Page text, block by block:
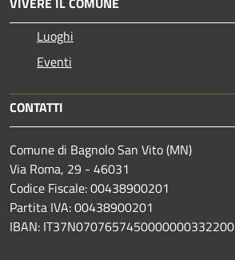
Luoghi
Eventi
CONTATTI
Comune di Bagnolo San Vito (MN)
Via Roma, 29 - 46031
Codice Fiscale: 00438900201
Partita IVA: 00438900201
IBAN: IT37N0707657450000000332200